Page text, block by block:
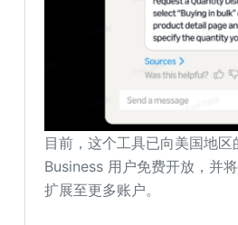
目前，这个工具已向美国地
Business 用户免费开放，并
扩展至更多账户。